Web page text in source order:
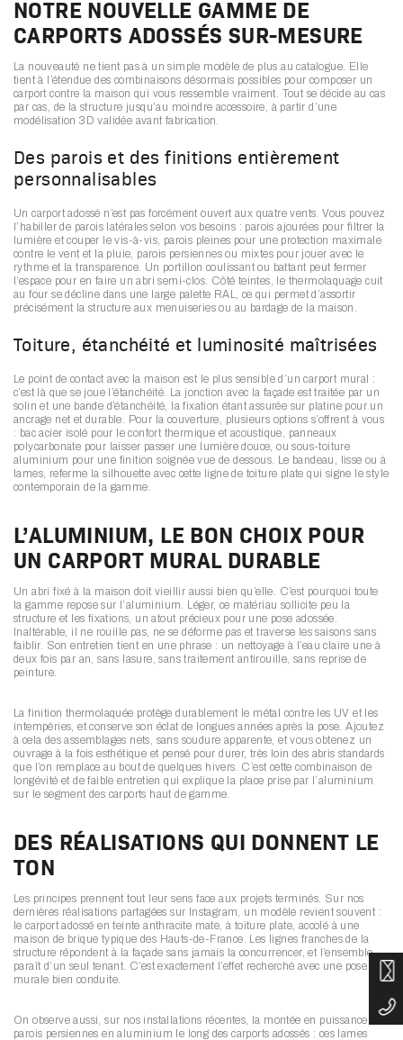
NOTRE NOUVELLE GAMME DE
CARPORTS ADOSSÉS SUR-MESURE
La nouveauté ne tient pas à un simple modèle de plus au catalogue. Elle
tient à l’étendue des combinaisons désormais possibles pour composer un
carport contre la maison qui vous ressemble vraiment. Tout se décide au cas
par cas, de la structure jusqu’au moindre accessoire, à partir d’une
modélisation 3D validée avant fabrication.
Des parois et des finitions entièrement
personnalisables
Un carport adossé n’est pas forcément ouvert aux quatre vents. Vous pouvez
l’habiller de parois latérales selon vos besoins : parois ajourées pour filtrer la
lumière et couper le vis-à-vis, parois pleines pour une protection maximale
contre le vent et la pluie, parois persiennes ou mixtes pour jouer avec le
rythme et la transparence. Un portillon coulissant ou battant peut fermer
l’espace pour en faire un abri semi-clos. Côté teintes, le thermolaquage cuit
au four se décline dans une large palette RAL, ce qui permet d’assortir
précisément la structure aux menuiseries ou au bardage de la maison.
Toiture, étanchéité et luminosité maîtrisées
Le point de contact avec la maison est le plus sensible d’un carport mural :
c’est là que se joue l’étanchéité. La jonction avec la façade est traitée par un
solin et une bande d’étanchéité, la fixation étant assurée sur platine pour un
ancrage net et durable. Pour la couverture, plusieurs options s’offrent à vous
: bac acier isolé pour le confort thermique et acoustique, panneaux
polycarbonate pour laisser passer une lumière douce, ou sous-toiture
aluminium pour une finition soignée vue de dessous. Le bandeau, lisse ou à
lames, referme la silhouette avec cette ligne de toiture plate qui signe le style
contemporain de la gamme.
L’ALUMINIUM, LE BON CHOIX POUR
UN CARPORT MURAL DURABLE
Un abri fixé à la maison doit vieillir aussi bien qu’elle. C’est pourquoi toute
la gamme repose sur l’aluminium. Léger, ce matériau sollicite peu la
structure et les fixations, un atout précieux pour une pose adossée.
Inaltérable, il ne rouille pas, ne se déforme pas et traverse les saisons sans
faiblir. Son entretien tient en une phrase : un nettoyage à l’eau claire une à
deux fois par an, sans lasure, sans traitement antirouille, sans reprise de
peinture.
La finition thermolaquée protège durablement le métal contre les UV et les
intempéries, et conserve son éclat de longues années après la pose. Ajoutez
à cela des assemblages nets, sans soudure apparente, et vous obtenez un
ouvrage à la fois esthétique et pensé pour durer, très loin des abris standards
que l’on remplace au bout de quelques hivers. C’est cette combinaison de
longévité et de faible entretien qui explique la place prise par l’aluminium
sur le segment des carports haut de gamme.
DES RÉALISATIONS QUI DONNENT LE
TON
Les principes prennent tout leur sens face aux projets terminés. Sur nos
dernières réalisations partagées sur Instagram, un modèle revient souvent :
le carport adossé en teinte anthracite mate, à toiture plate, accolé à une
maison de brique typique des Hauts-de-France. Les lignes franches de la
structure répondent à la façade sans jamais la concurrencer, et l’ensemble
paraît d’un seul tenant. C’est exactement l’effet recherché avec une pose
murale bien conduite.
On observe aussi, sur nos installations récentes, la montée en puissance des
parois persiennes en aluminium le long des carports adossés : ces lames